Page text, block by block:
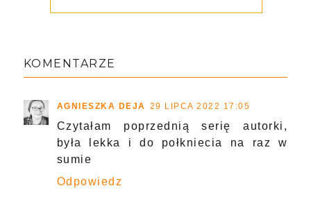
KOMENTARZE
AGNIESZKA DEJA 29 LIPCA 2022 17:05
Czytałam poprzednią serię autorki,
była lekka i do połkniecia na raz w
sumie
Odpowiedz